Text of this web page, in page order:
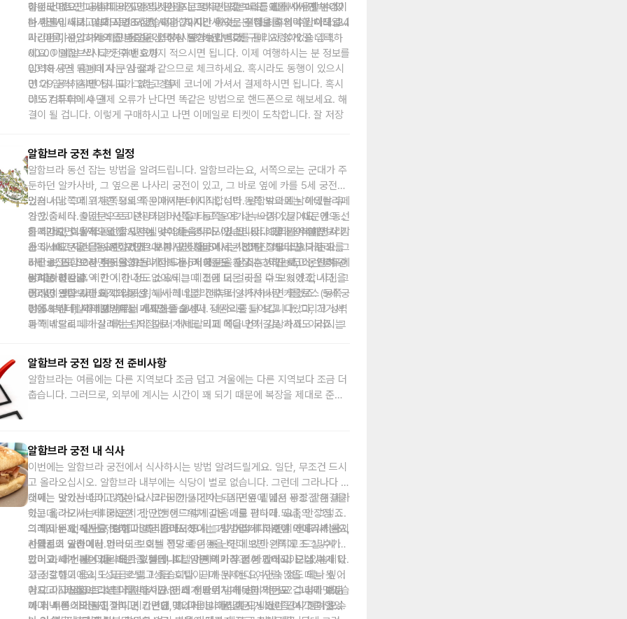
하이라이트인 나사리 궁전 입장 시간을 고르시면 되는데요. 표를 사시면 변경이
나 환불이 되지 않으므로 조심하셔야 합니다. 사시는 분 정보를 입력할 차례입니
다. 이름, 성, 그 외의 신분증을 선택하시고 여권 번호를 틀리지 않게 잘 입력하
세요.이메일 쓰시고 전화번호까지 적으시면 됩니다. 이제 여행하시는 분 정보를
입력하시면 되는데 사는 사람과 같으므로 체크하세요. 혹시라도 동행이 있으시
면 더 입력하시면 됩니다. 그리고 결제 코너에 가셔서 결제하시면 됩니다. 혹시
라도 컴퓨터에서 결제 오류가 난다면 똑같은 방법으로 핸드폰으로 해보세요. 해
결이 될 겁니다. 이렇게 구매하시고 나면 이메일로 티켓이 도착합니다. 잘 저장
같은 건데요. 그라나다의 교통 및 관광지 그리고 알함브라를 함께 이용할 수 있
는 카드입니다. 이때 꼭 48시간, 혹은 72시간 용으로 구입을 하셔야 됩니다. 24
시간은 야간만 가능하고 정원은 입장이 불가능합니다.
이것도 없으면 공홈에 마지막 티켓이 뜨는 경우가 있으니 들어가셔서 계속 대기
하시면서 새로고침하시면 되겠습니다. 하지만 이것은 절대 최후의 수단이므로
미리미리 구입하시기를 바랍니다. 이상 알함브라 티켓 구매 요령이었습니다.
00:00 알함브라 티켓 구매 요령
00:18 공식 홈페이지 구입 절차
01:29 공식 홈페이지 표가 없는 경우
01:57 최후의 수단
알함브라 궁전 추천 일정
알함브라 동선 잡는 방법을 알려드립니다. 알함브라는요, 서쪽으로는 군대가 주
둔하던 알카사바, 그 옆으론 나사리 궁전이 있고, 그 바로 옆에 카를 5세 궁전이
있습니다. 그리고 동쪽으로 쭉 이어지는 메디나, 성벽 동쪽 밖으로는 헤네랄리페
가 있습니다. 이런 식으로 관광지가 서쪽과 동쪽으로 나누어져 있기 때문에 동선
을 최대한 효율적으로 잡으시는 것이 좋습니다. 아니면 왔다 갔다 왕복하면서 기
운 다 빼고 막상 중요한 포인트에 가시면 힘들어서 기진맥진 해버리시거든요. 그
러므로, 알함브라 투어를 하는 가이드들, 저희들도 가장 추천하는 코스, 알려드
리려고 합니다.
먼저 서남쪽에 위치한 정의의 문에서부터 시작합니다. 알함브라에 남아있는 유
일한 중세식 출입문으로 마치 타임머신을 타고 들어가는 느낌이 들어요. 안으로
들어가시면 나사리 입장 시간에 맞춰서 움직이시면 됩니다. 그러기 위해선 각 장
소의 소요 시간을 아셔야겠죠?보통 알카사바에서는 30분 정도 소요되고 카를
5세 궁전도 30분 정도 소요됩니다. 나사리 궁전은 줄 서는 시간 빼고 온전히 관
광하는 시간만 약 한 시간 정도 소요되는데 조금 더 걸리실 수도 있겠죠, 사진을
좀 많이 찍으시면요. 그러므로, 나사리 입장 전후로 알카사바랑 카를로스 5세 궁
전을 보신 뒤 헤네랄리페로 가시면 좋습니다. 나사리를 다 보고 나왔다, 거기서
동쪽 밖으로 나가실 때는 탑의 길로 가셔도 되고 메디나의 길로 가셔도 되죠. 그
다보며 감동을 마무리하시면 정말 좋습니다. 어때요? 듣기만 해도 기대되시죠?
이렇게 다 보신 경우에는 정문으로 나가셔서 여러 교통편을 이용하시면 되겠습
니다.
하지만요, 이렇게 동선을 맞추실 수 없는 경우도 있습니다.예를 들어 알함브라
가 6시에 문을 닫는 동절기에 나사리 입장을 5시로 사셨다 그렇다면 나사리 한
시간 보고 나오시면은 알함브라 전체가 6시에 문을 닫죠. 그러므로, 이런 경우에
는 나사리 이후 시간이 하나도 없어서 그 이전에 모든 곳을 다 보셔야 합니다. 그
러려면 왔다 갔다 하지 않기 위해서 헤네랄리페부터 시작하시면 좋겠죠. (동쪽
밖에서부터) 시작 포인트는 매표소로 오셔서 정문으로 들어갑니다. 그리고 성벽
과 헤네랄리페가 갈라지는 지점에서 헤네랄리페 쪽을 먼저 감상하죠. 이러시는
키시면 됩니다. 자 그리고 한 바퀴를 쫙 돌고 나오시면 다시 성벽 입구에 도착합
니다. 여기서부터 메디나길로 들어가십니다. 마찬가지로 순서대로 가시는 게 아
니니까 각 관광지 포인트에 있는 명판 번호를 찾아서 들어주시면 됩니다.그리고
메디나를 거쳐서 카를로스 5세 궁전에 오시면 화장실 한 번 들르고 좀 쉬다가 나
미있고 효율적으로 다니실 수 있는 또 다른 방법이죠. 자, 이렇게 하시는 경우에
는요. 정의의 문으로 나가시면 됩니다. 거기에서 버스를 타시거나 택시를 어플로
불러서 타시거나 아니면 걸어 내려가시면 됩니다. 이상 코스 잡는 요령 및 추천
코스를 알려드렸습니다.
00:00 인트로
00:43 알함브라 최적의 동선
01:53 헤네랄리페에서부터 시작하는 동선
알함브라 궁전 입장 전 준비사항
알함브라는 여름에는 다른 지역보다 조금 덥고 겨울에는 다른 지역보다 조금 더
춥습니다. 그러므로, 외부에 계시는 시간이 꽤 되기 때문에 복장을 제대로 준비
서 찾으셔도 좋습니다. 될 수 있으면 가방은 가볍게 하고 다니셔야 좋겠습니다.
많이 걸으시기 때문에요. 그리고 신분증, 즉 여권이죠. 필히 가져오셔야 합니다.
티켓을 사실 때 입력하셨던 신분증이 티켓 역할을 하기 때문이죠. 가방에 넣었다
가 빼시기 좋은 곳에 넣어두시되 분실하지 않도록 조심하셔야 되겠습니다.
알함브라 궁전 내 식사
이번에는 알함브라 궁전에서 식사하시는 방법 알려드릴게요. 일단, 무조건 드시
고 올라오십시오. 알함브라 내부에는 식당이 별로 없습니다. 그런데 그라나다 시
내에는 맛있는 집이 많잖아요. 그러니까 시간이 되시면은 밑에서 무조건 해결을
하고 올라오시는데 중요한 거, 인생이 그렇게 마음대로 편하게 되냐, 안 그렇죠.
그래서 인제 식사를 못하고 일단 올라오셨어. 그럼 어떻게 하셔야 되냐? 세 가지
선택권이 있습니다.
첫째는 알카사바라고 하는 나사리 궁전 들어가는 입구 옆에 넓은 광장 같은 데가
있는데, 거기서 커피라든지 간단한 샌드위치 같은 거를 팝니다. 요즘의 장점 중
의 하나는요, 일단 저렴하다. 그리고 또 하나는 거기서 커피라든지 샌드위치를
사가지고 알바이신 언덕이 보이는 전망 좋은 통 난간에 앉아 가지고 드실 수가
있어요. 대신 날 더울 때는 좀 힘듭니다. 암튼 여기 우물 카페테리아가 있습니다.
그리고 두 번째는요, 호텔 아메리카에서 드시는 방법입니다.호텔 아메리카는요,
카를로스 궁전에서 파라도르 호텔 쪽으로 이동을 하다 보면 왼쪽에 조그맣게 간
판이 하나가 붙어있는 데가 있는데, 호텔 아메리카라고 써 있어요. 근데 이게 1
성급 호텔이에요, 1성급 호텔. 1성급 호텔이니까 뭐 어디 여인숙 정도 되나 싶어
가지고 사람들이 그냥 다 지나쳐요. 근데 샌드위치 하나만 먹어도 겁나게 맛있습
니다. 서비스도 불친절하고, 그런데 맛있어. 그래서 혹시, 나는 좀 여기 좀 맛있
그리고 세 번째는 파라도르 호텔입니다. 당연히 아침 점심 간식 다 드실 수가 있
고 정갈하고 음식도 고급스럽고 좋습니다. 근데 문제는요, 사람 많을 때는 못 먹
어요. 이 파라도르 호텔 직원들이 서비스가 빠르지가 못하거든요? 그러다 보니
까 저녁 쯤 가가지고 커피 시키면요, 그 다음날 아침에 모닝커피 드시고 나올 수
참 그리고 알함브라 투어를 하시면 한 세 시간이 넘게 걸리거든요. 그렇기 때문
에 뭐 투론이라든지, 아니면 간단한 에너지바나 물 같은 거 요런 간식 챙겨 오시